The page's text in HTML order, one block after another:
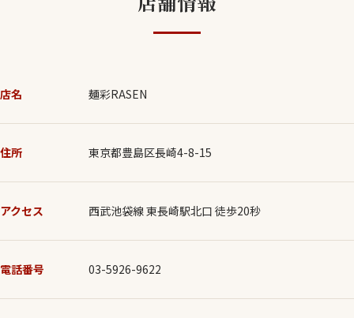
店名 麺彩RASEN
住所 東京都豊島区長崎4-8-15
アクセス 西武池袋線 東長崎駅北口 徒歩20秒
電話番号 03-5926-9622